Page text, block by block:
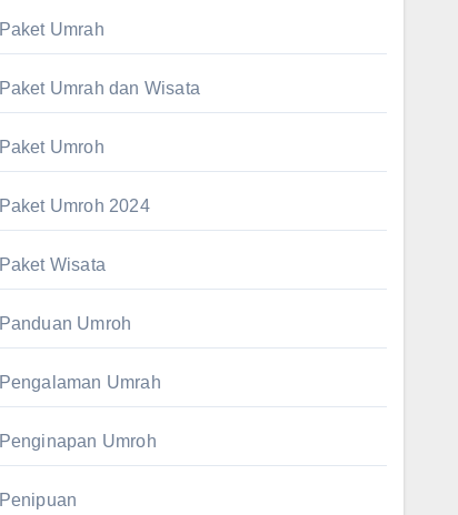
Paket Umrah
Paket Umrah dan Wisata
Paket Umroh
Paket Umroh 2024
Paket Wisata
Panduan Umroh
Pengalaman Umrah
Penginapan Umroh
Penipuan